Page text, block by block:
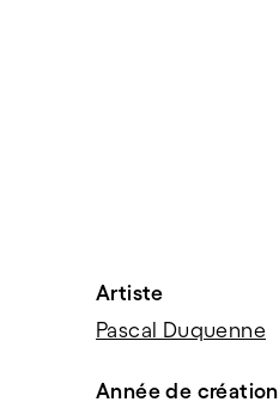
Artiste
Pascal Duquenne
Année de création